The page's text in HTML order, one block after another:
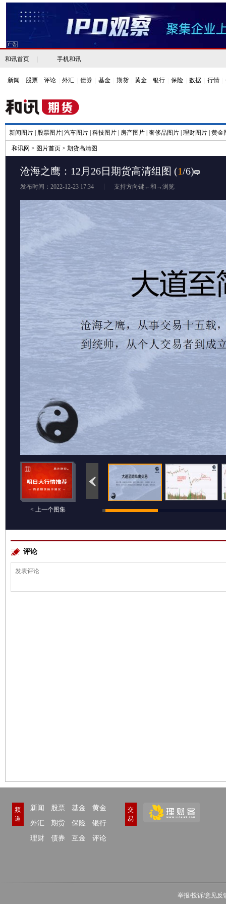
和讯首页 手机和讯
新闻 股票 评论 外汇 债券 基金 期货 黄金 银行 保险 数据 行情
新闻图片 股票图片 汽车图片 科技图片 房产图片 奢侈品图片 理财图片 黄金
和讯网 > 图片首页 > 期货高清图
沧海之鹰：12月26日期货高清组图 (1/6)
发布时间：2022-12-23 17:34 支持方向键←和→浏览
< 上一个图集
评论
频
道
新闻 股票 基金
黄金
外汇
期货 保险
银行
理财
债券 互金 评论
交
易
举报/投诉/意见反